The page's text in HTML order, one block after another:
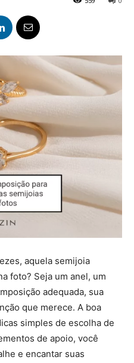
aquela semijoia
foto? Seja um anel, um
adequada, sua
que merece. A boa
simples de escolha de
de apoio, você
e encantar suas